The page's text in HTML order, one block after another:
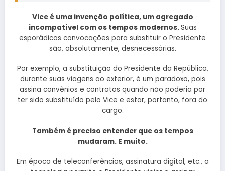
Vice é uma invenção política, um agregado
incompatível com os tempos modernos.Suas
esporádicas convocações para substituir o Presidente
são, absolutamente, desnecessárias.
Por exemplo, a substituição do Presidente da República,
durante suas viagens ao exterior, é um paradoxo, pois
assina convênios e contratos quando não poderia por
ter sido substituído pelo Vice e estar, portanto, fora do
cargo.
Também é preciso entender que os tempos
mudaram. E muito.
Em época de teleconferências, assinatura digital, etc., a